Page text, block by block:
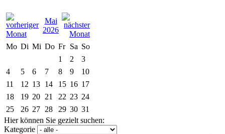
Mai
2026
Mo Di Mi Do Fr Sa So
1
2
3
4
5 6 7 8 9
10
11
12 13 14 15 16 17
18
19 20 21 22 23 24
25
26 27 28 29 30 31
Hier können Sie gezielt suchen:
Kategorie